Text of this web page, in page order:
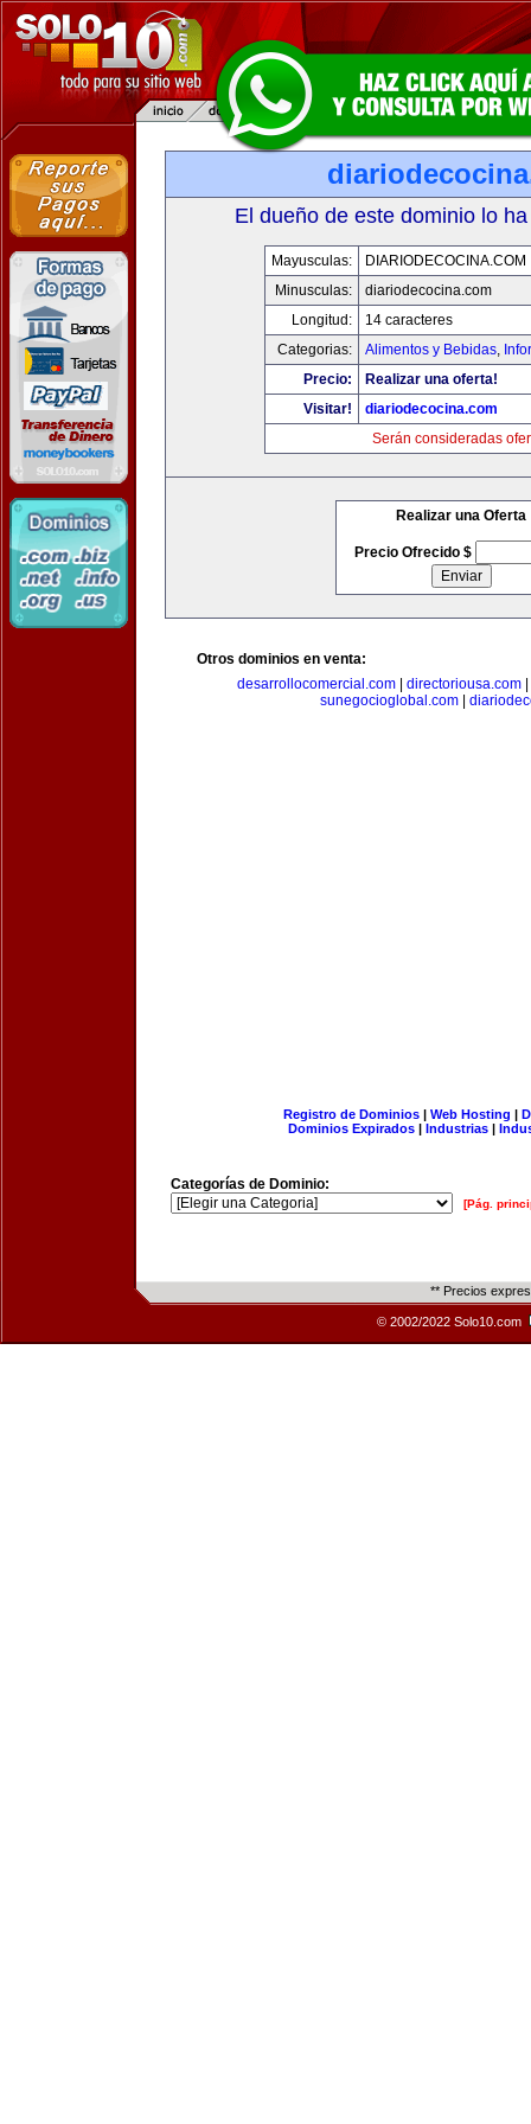
El dueño de este dominio lo
Mayusculas:
DIARIODECOCINA.COM
Minusculas:
diariodecocina.com
Longitud:
14 caracteres
Categorias:
Alimentos y Bebidas,
Precio:
Realizar una oferta!
Visitar!
diariodecocina.com
Serán consideradas
Realizar una Oferta
Precio Ofrecido $
Otros dominios en venta:
desarrollocomercial.com
directoriousa.com
sunegocioglobal.com|
Registro de Dominios| Web Hosting |
Dominios Expirados | Industrias |
Categorías de Dominio:
[Pág.
** Precios
© 2002/2022 Solo10.com